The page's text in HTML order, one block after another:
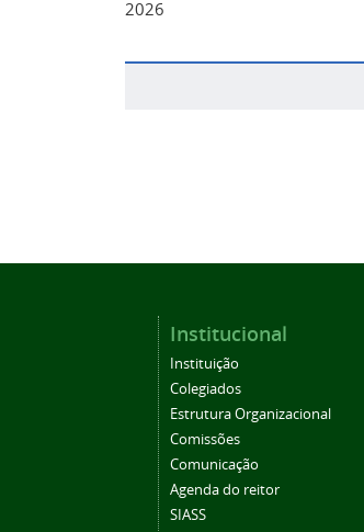
2026
Institucional
Instituição
Colegiados
Estrutura Organizacional
Comissões
Comunicação
Agenda do reitor
SIASS